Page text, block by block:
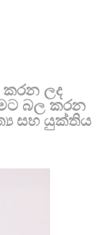
ලද
බල කරන
සහ යුක්තිය